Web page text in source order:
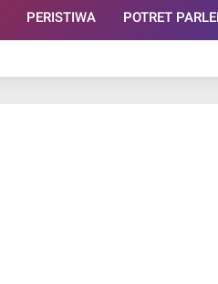
PERISTIWA POTRET